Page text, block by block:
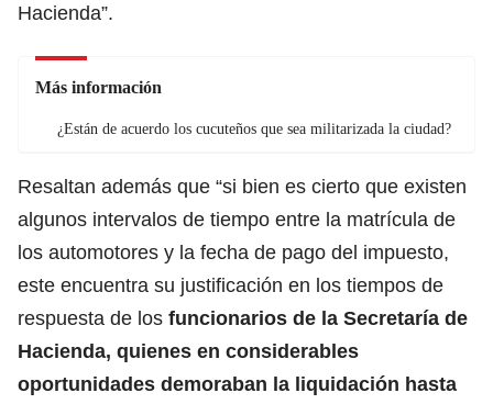
Hacienda”.
Más información
¿Están de acuerdo los cucuteños que sea militarizada la ciudad?
Resaltan además que “si bien es cierto que existen
algunos intervalos de tiempo entre la matrícula de
los automotores y la fecha de pago del impuesto,
este encuentra su justificación en los tiempos de
respuesta de los funcionarios de la Secretaría de
Hacienda, quienes en considerables
oportunidades demoraban la liquidación hasta